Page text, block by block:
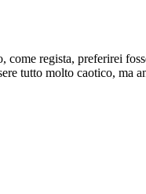
come regista, preferirei
tutto molto caotico, ma